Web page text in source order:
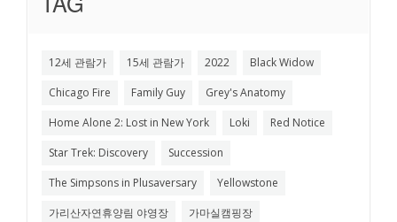
12세 관람가 15세 관람가 2022
Black Widow
Chicago Fire
Family Guy
Grey's Anatomy
Home Alone 2: Lost in New York
Loki
Red Notice
Star Trek: Discovery
Succession
The Simpsons in Plusaversary
Yellowstone
가리산자연휴양림 야영장
가마실캠핑장